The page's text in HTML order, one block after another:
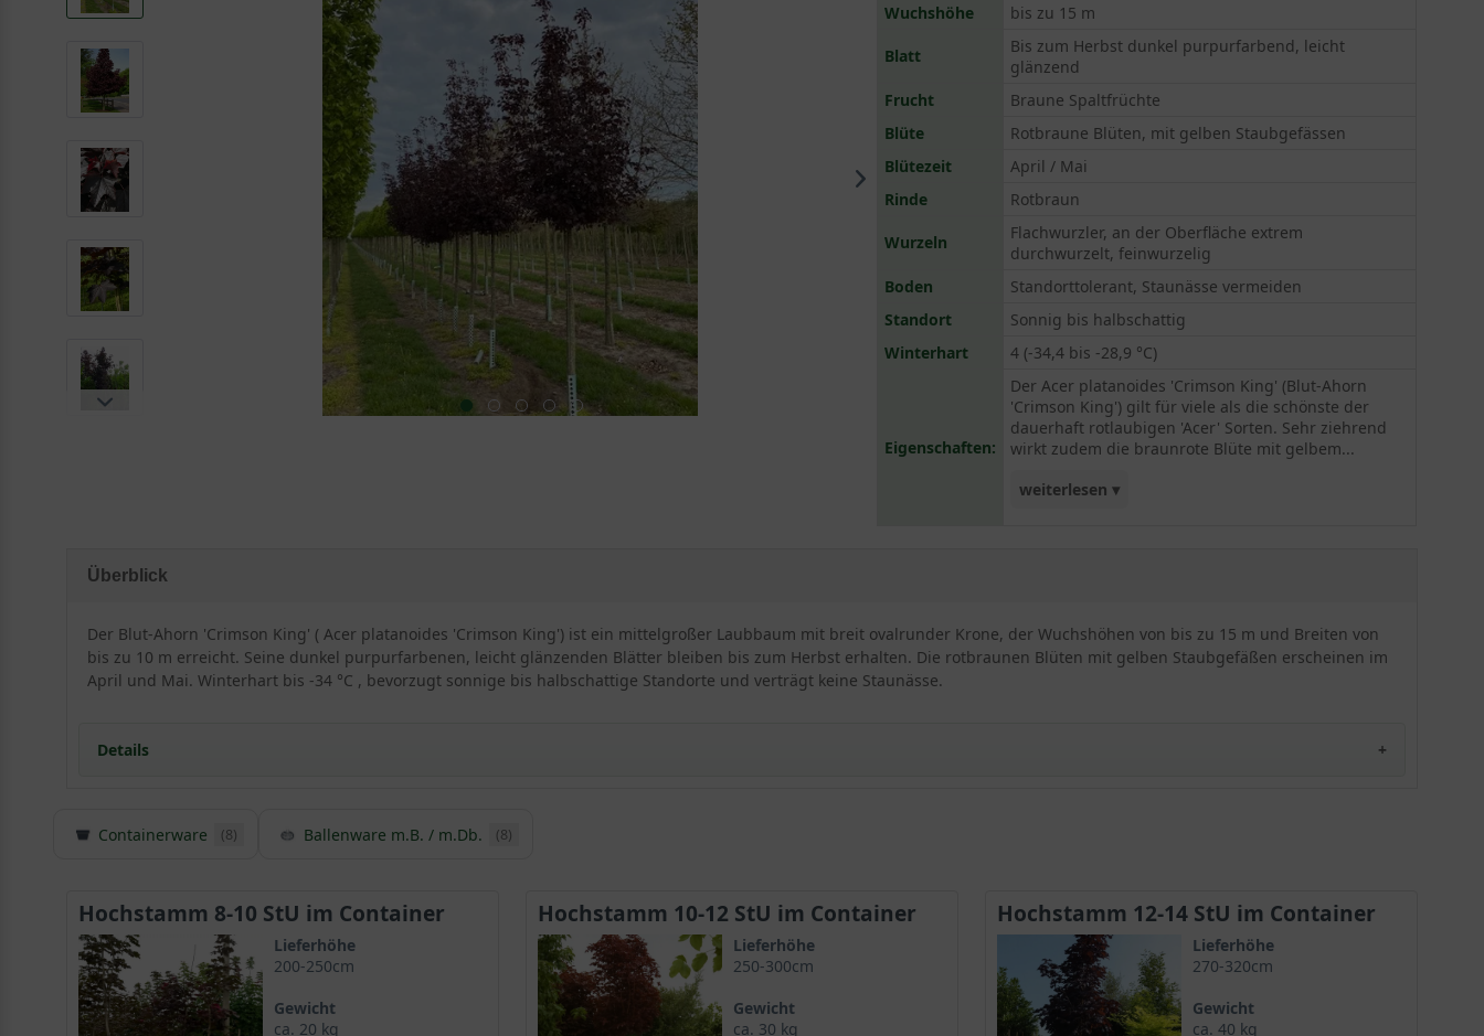
Wuchshöhe
bis zu 15 m
Blatt
Bis zum Herbst dunkel purpurfarbend, leicht
glänzend
Frucht
Braune Spaltfrüchte
Blüte
Rotbraune Blüten, mit gelben Staubgefässen
Blütezeit
April / Mai
Rinde
Rotbraun
Wurzeln
Flachwurzler, an der Oberfläche extrem
durchwurzelt, feinwurzelig
Boden
Standorttolerant, Staunässe vermeiden
Standort
Sonnig bis halbschattig
Winterhart
4 (-34,4 bis -28,9 °C)
Eigenschaften:
Der Acer platanoides 'Crimson King' (Blut-Ahorn
'Crimson King') gilt für viele als die schönste der
dauerhaft rotlaubigen 'Acer' Sorten. Sehr ziehrend
wirkt zudem die braunrote Blüte mit gelbem...
weiterlesen ▾
vermieden werden, dann bereitet der Acer
platanoides 'Crimson King' (Blut-Ahorn 'Crimson
King') jede Menge Freude.
Überblick
Der Blut-Ahorn 'Crimson King' ( Acer platanoides 'Crimson King') ist ein mittelgroßer Laubbaum mit breit ovalrunder Krone, der Wuchshöhen von bis zu 15 m und Breiten von
bis zu 10 m erreicht. Seine dunkel purpurfarbenen, leicht glänzenden Blätter bleiben bis zum Herbst erhalten. Die rotbraunen Blüten mit gelben Staubgefäßen erscheinen im
April und Mai. Winterhart bis -34 °C , bevorzugt sonnige bis halbschattige Standorte und verträgt keine Staunässe.
Details
Herkunft und Besonderheit des Blut-Ahorns / Acer platanoides ‘Crimson King‘
gebracht und gilt als die wohl schönste unter den rotlaubigenAhornbäumen.
Blut-Ahorn‘ Crimson King‘ gilt als der König unter den rotlaubigen Ahornsorten
Dies verkündet bereits der Beiname ’Crimson King‘, der übersetzt aus dem Englischen karminroter König bedeutet und damit die leuchtend karminrote Färbung des Blattkleids
treffend beschreibt. Im deutschsprachigen Raum ist dieser
Ahorn auch unter dem Namen Blut-Ahorn ’Crimson King’ bekannt.
Containerware (8) Ballenware m.B. / m.Db. (8)
Hochstamm 8-10 StU im Container
Lieferhöhe
200-250cm
Gewicht
ca. 20 kg
Hochstamm 10-12 StU im Container
Lieferhöhe
250-300cm
Gewicht
ca. 30 kg
Hochstamm 12-14 StU im Container
Lieferhöhe
270-320cm
Gewicht
ca. 40 kg